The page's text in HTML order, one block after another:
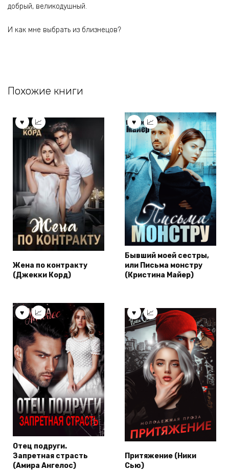
добрый, великодушный.
И как мне выбрать из близнецов?
Похожие книги
Жена по контракту
(Джекки Корд)
Бывший моей сестры,
или Письма монстру
(Кристина Майер)
Отец подруги.
Запретная страсть
(Амира Ангелос)
Притяжение (Ники
Сью)